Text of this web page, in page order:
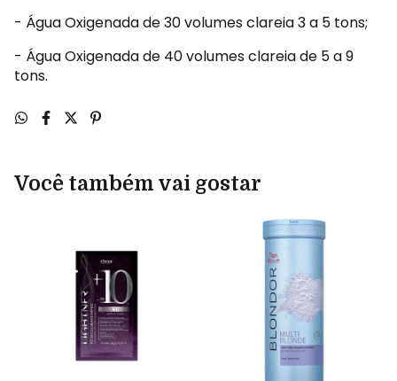
- Água Oxigenada de 30 volumes clareia 3 a 5 tons;
- Água Oxigenada de 40 volumes clareia de 5 a 9
tons.
Você também vai gostar